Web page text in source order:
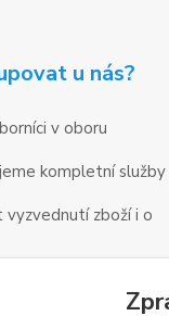
u nás?
v oboru
kompletní služby
vyzvednutí zboží i o